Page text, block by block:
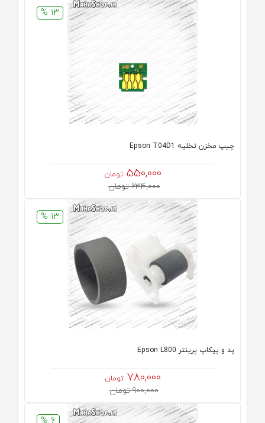
13 %
چیپ مخزن تخلیه Epson T04D1
550,000 تومان
634,000 تومان
13 %
پد و پیکاپ پرینتر Epson L800
780,000 تومان
900,000 تومان